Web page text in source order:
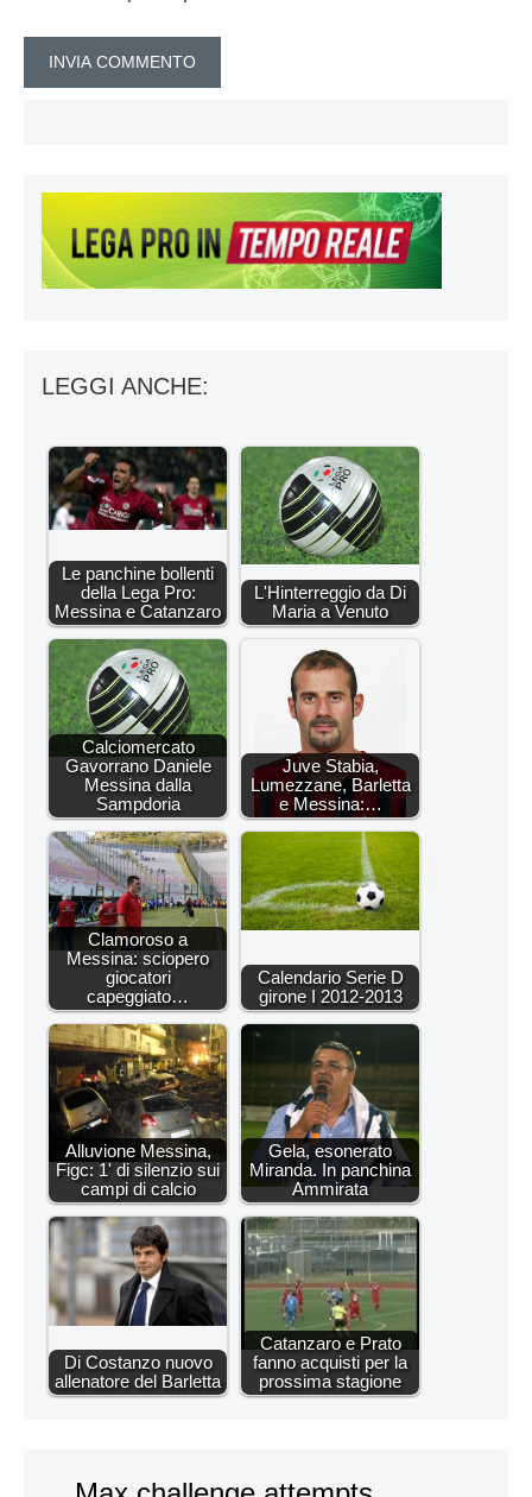
LEGGI ANCHE:
Le panchine bollenti
della Lega Pro:
Messina e Catanzaro
L'Hinterreggio da Di
Maria a Venuto
Calciomercato
Gavorrano Daniele
Messina dalla
Sampdoria
Juve Stabia,
Lumezzane, Barletta
e Messina:…
Clamoroso a
Messina: sciopero
giocatori
capeggiato…
Calendario Serie D
girone I 2012-2013
Alluvione Messina,
Figc: 1' di silenzio sui
campi di calcio
Gela, esonerato
Miranda. In panchina
Ammirata
Di Costanzo nuovo
allenatore del Barletta
Catanzaro e Prato
fanno acquisti per la
prossima stagione